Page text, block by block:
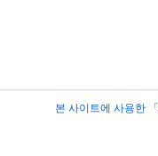
본 사이트에 사용한 「